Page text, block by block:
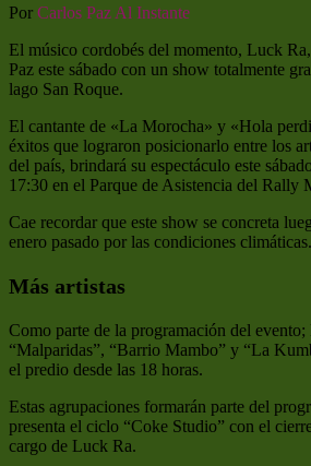
Por Carlos Paz Al Instante
El músico cordobés del momento, Luck
Paz este sábado con un show totalmente
lago San Roque.
El cantante de «La Morocha» y «Hola
éxitos que lograron posicionarlo entre los
del país, brindará su espectáculo este
17:30 en el Parque de Asistencia del Rally
Cae recordar que este show se concreta
enero pasado por las condiciones climáticas.
Más artistas
Como parte de la programación del evento;
“Malparidas”, “Barrio Mambo” y “La
el predio desde las 18 horas.
Estas agrupaciones formarán parte del
presenta el ciclo “Coke Studio” con el
cargo de Luck Ra.